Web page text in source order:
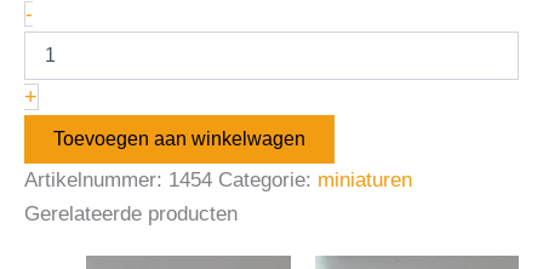
-
+
Toevoegen aan winkelwagen
Artikelnummer: 1454 Categorie: miniaturen
Gerelateerde producten